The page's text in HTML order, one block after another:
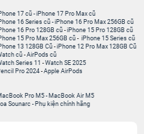
17 cũ-iPhone 17 Pro Max cũ
16 Series cũ- iPhone 16 Pro Max 256GB cũ
16 Pro 128GB cũ-iPhone 15 Pro 128GB cũ
15 Pro Max 256GB cũ- iPhone 15 Series cũ
13 128GB Cũ-iPhone 12 Pro Max 128GB Cũ
cũ-AirPods cũ
Series 11 -Watch SE 2025
Pro 2024-Apple AirPods
Pro M5- MacBook Air M5
Sounarc- Phụ kiện chính hãng